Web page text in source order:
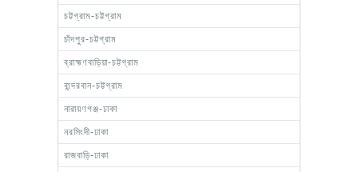
চট্টগ্রাম-চট্টগ্রাম
চাঁদপুর-চট্টগ্রাম
ব্রাহ্মণবাড়িয়া-চট্টগ্রাম
বান্দরবান-চট্টগ্রাম
নারায়ণগঞ্জ-ঢাকা
নরসিংদী-ঢাকা
রাজবাড়ি-ঢাকা